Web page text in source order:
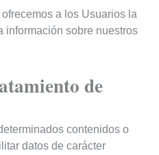
a los Usuarios la
información sobre nuestros
de
contenidos o
datos de carácter